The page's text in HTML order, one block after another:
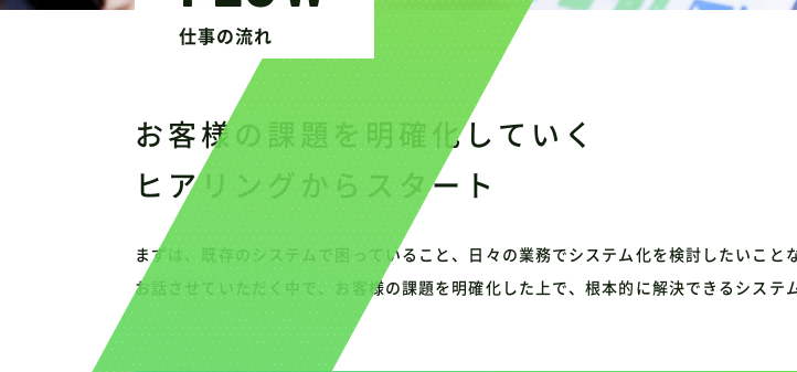
仕事の流れ
お客様の課題を明確化していく
ヒアリングからスタート
まずは、既存のシステムで困っていること、日々の業務でシステム化を検討したいこと
お話させていただく中で、お客様の課題を明確化した上で、根本的に解決できるシステ